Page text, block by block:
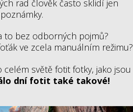
rad člověk často sklidí jen
to bez odborných pojmů?
ve zcela manuálním režimu?
světě fotit fotky, jako jsou
dní fotit také takové!